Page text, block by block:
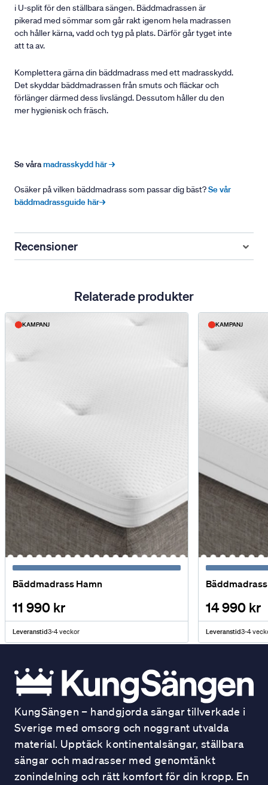
i U-split för den ställbara sängen. Bäddmadrassen är
pikerad med sömmar som går rakt igenom hela madrassen
och håller kärna, vadd och tyg på plats. Därför går tyget inte
att ta av.
Komplettera gärna din bäddmadrass med ett madrasskydd.
Det skyddar bäddmadrassen från smuts och fläckar och
förlänger därmed dess livslängd. Dessutom håller du den
mer hygienisk och fräsch.
Se våramadrasskydd här →
Osäker på vilken bäddmadrass som passar dig bäst?Se vår
bäddmadrassguide här→
Recensioner
Relaterade produkter
KAMPANJ
Bäddmadrass Hamn
11 990 kr
Leveranstid3-4 veckor
KAMPANJ
14 990 kr
Leveranstid3-4
KungSängen – handgjorda sängar tillverkade i
Sverige med omsorg och noggrant utvalda
material. Upptäck kontinentalsängar, ställbara
sängar och madrasser med genomtänkt
zonindelning och rätt komfort för din kropp. En